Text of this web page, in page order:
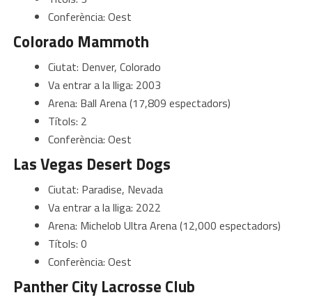
Conferència: Oest
Colorado Mammoth
Ciutat: Denver, Colorado
Va entrar a la lliga: 2003
Arena: Ball Arena (17,809 espectadors)
Títols: 2
Conferència: Oest
Las Vegas Desert Dogs
Ciutat: Paradise, Nevada
Va entrar a la lliga: 2022
Arena: Michelob Ultra Arena (12,000 espectadors)
Títols: 0
Conferència: Oest
Panther City Lacrosse Club